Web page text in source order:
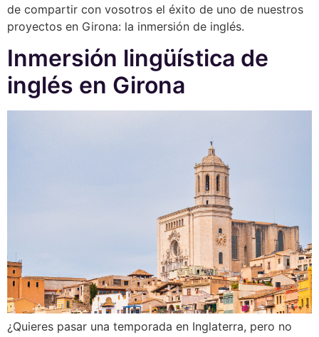
de compartir con vosotros el éxito de uno de nuestros
proyectos en Girona: la inmersión de inglés.
Inmersión lingüística de
inglés en Girona
¿Quieres pasar una temporada en Inglaterra, pero no